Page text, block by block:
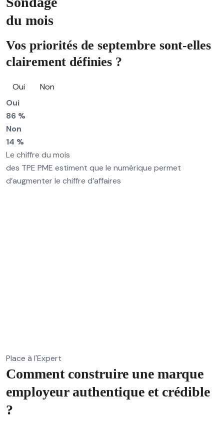
du mois
Vos priorités de septembre sont-elles
clairement définies ?
Oui
Non
Oui
86 %
Non
14 %
Le chiffre du mois
des TPE PME estiment que le numérique permet
d’augmenter le chiffre d’affaires
Place à l'Expert
Comment construire une marque
employeur authentique et crédible
?